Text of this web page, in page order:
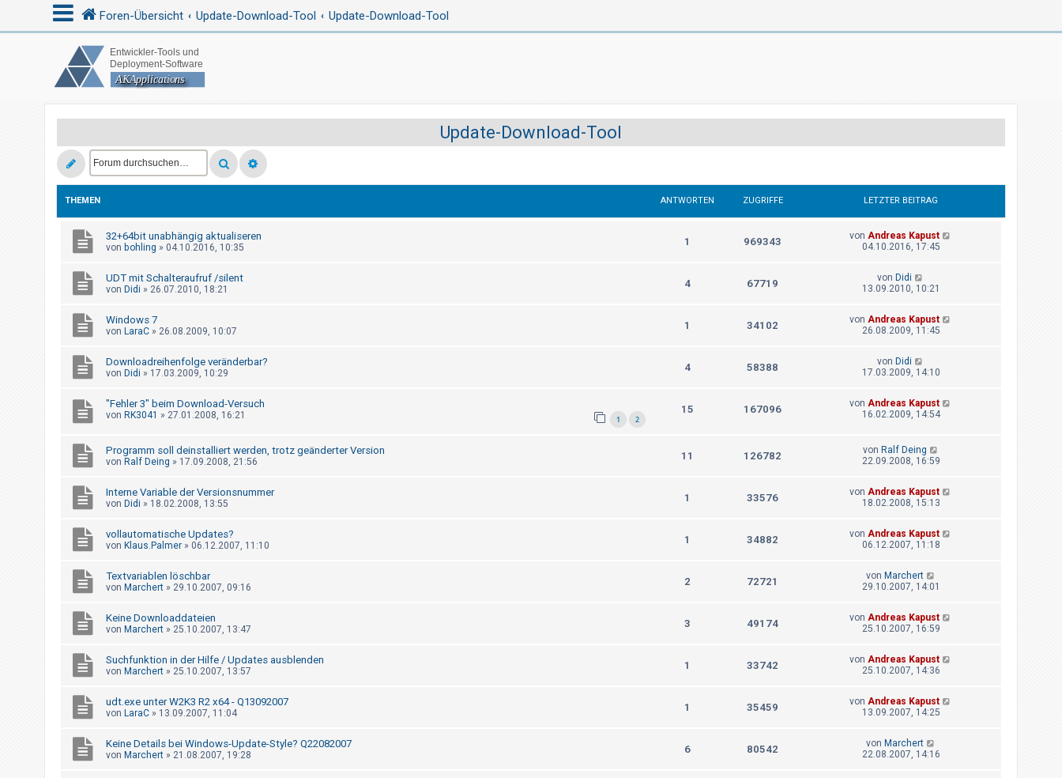
Foren-Übersicht Update-Download-Tool Update-Download-Tool
Update-Download-Tool
THEMEN ANTWORTEN ZUGRIFFE LETZTER BEITRAG
32+64bit unabhängig aktualiseren
von bohling » 04.10.2016, 10:35 1 969343 vonAndreas Kapust
04.10.2016, 17:45
UDT mit Schalteraufruf /silent
von Didi » 26.07.2010, 18:21 4 67719 von Didi
13.09.2010, 10:21
Windows 7
von LaraC » 26.08.2009, 10:07 1 34102 vonAndreas Kapust
26.08.2009, 11:45
Downloadreihenfolge veränderbar?
von Didi » 17.03.2009, 10:29 4 58388 von Didi
17.03.2009, 14:10
"Fehler 3" beim Download-Versuch
von RK3041 » 27.01.2008, 16:21 1 2
15 167096 vonAndreas Kapust
16.02.2009, 14:54
Programm soll deinstalliert werden, trotz geänderter Version
von Ralf Deing » 17.09.2008, 21:56 11 126782 von Ralf Deing
22.09.2008, 16:59
Interne Variable der Versionsnummer
von Didi » 18.02.2008, 13:55 1 33576 von Andreas Kapust
18.02.2008, 15:13
vollautomatische Updates?
von Klaus.Palmer » 06.12.2007, 11:10 1 34882 von Andreas Kapust
06.12.2007, 11:18
Textvariablen löschbar
von Marchert » 29.10.2007, 09:16 2 72721 von Marchert
29.10.2007, 14:01
Keine Downloaddateien
von Marchert » 25.10.2007, 13:47 3 49174 von Andreas Kapust
25.10.2007, 16:59
Suchfunktion in der Hilfe / Updates ausblenden
von Marchert » 25.10.2007, 13:57 1 33742 von Andreas Kapust
25.10.2007, 14:36
udt.exe unter W2K3 R2 x64 - Q13092007
von LaraC » 13.09.2007, 11:04 1 35459 von Andreas Kapust
13.09.2007, 14:25
Keine Details bei Windows-Update-Style? Q22082007
von Marchert » 21.08.2007, 19:28 6 80542 von Marchert
22.08.2007, 14:16